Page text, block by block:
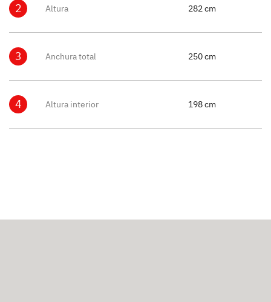
2 Altura 282 cm
3 Anchura total 250 cm
4 Altura interior 198 cm